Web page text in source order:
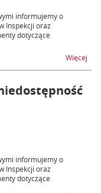
informujemy o
Inspekcji oraz
dotyczące
Więcej
informujemy o
Inspekcji oraz
dotyczące